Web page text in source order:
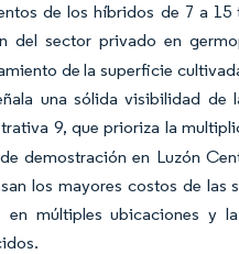
de los híbridos de 7 a 15
del sector privado en
de la superficie
una sólida visibilidad
9, que prioriza la
demostración en Luzón
los mayores costos de las
en múltiples ubicaciones y